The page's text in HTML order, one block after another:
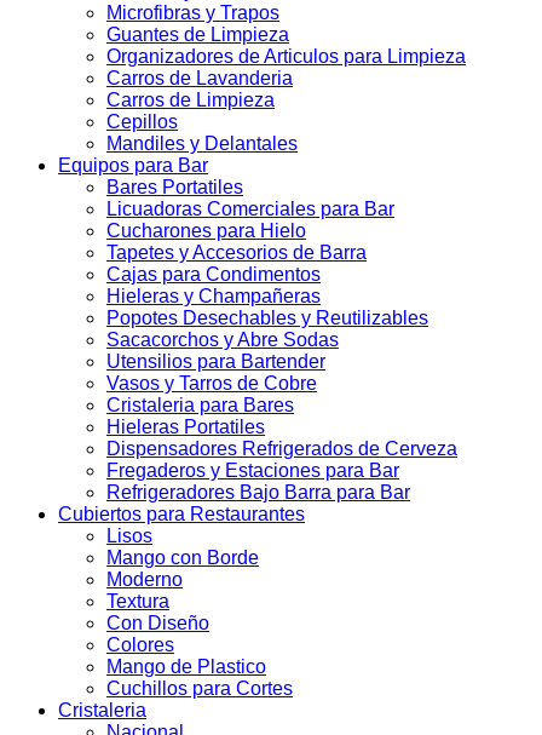
Microfibras y Trapos
Guantes de Limpieza
Organizadores de Articulos para Limpieza
Carros de Lavanderia
Carros de Limpieza
Cepillos
Mandiles y Delantales
Equipos para Bar
Bares Portatiles
Licuadoras Comerciales para Bar
Cucharones para Hielo
Tapetes y Accesorios de Barra
Cajas para Condimentos
Hieleras y Champañeras
Popotes Desechables y Reutilizables
Sacacorchos y Abre Sodas
Utensilios para Bartender
Vasos y Tarros de Cobre
Cristaleria para Bares
Hieleras Portatiles
Dispensadores Refrigerados de Cerveza
Fregaderos y Estaciones para Bar
Refrigeradores Bajo Barra para Bar
Cubiertos para Restaurantes
Lisos
Mango con Borde
Moderno
Textura
Con Diseño
Colores
Mango de Plastico
Cuchillos para Cortes
Cristaleria